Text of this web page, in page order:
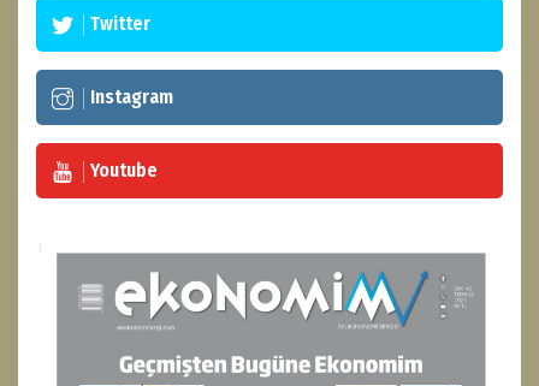
Twitter
Instagram
Youtube